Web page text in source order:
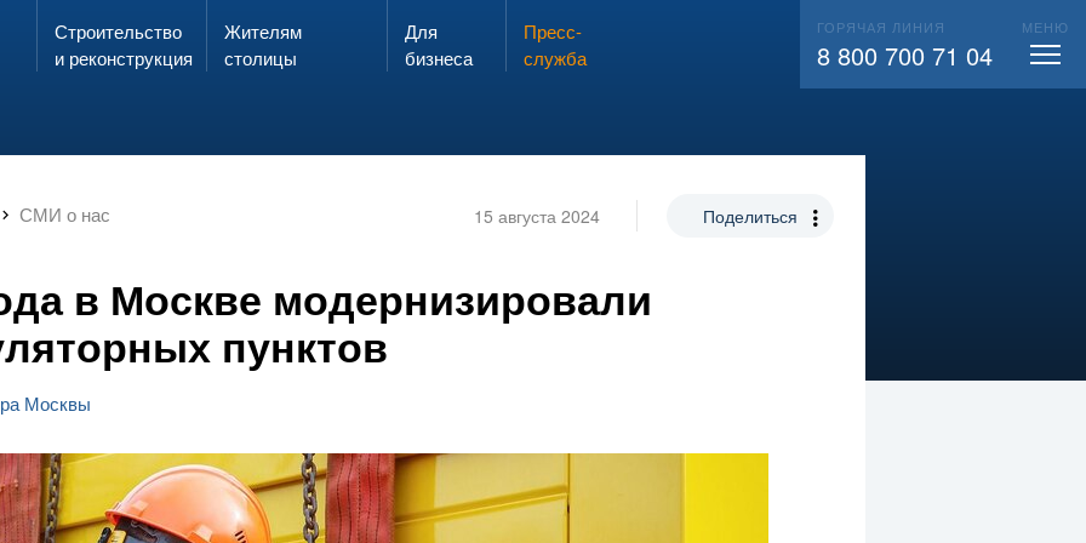
Запах газа?
ЗВОНИ 104 ВЫЗВАТЬ СЛЕСАРЯ
Строительство
и реконструкция
Жителям
столицы
Для
бизнеса
Пресс-
служба
ГОРЯЧАЯ ЛИНИЯ
8 800 700 71 04
МЕНЮ
СМИ о нас 15 августа 2024 Поделиться
в Москве модернизировали
пунктов
Москвы